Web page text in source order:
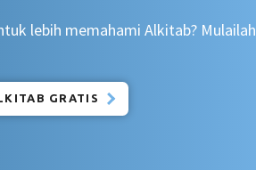
lebih memahami Alkitab? Mulailah
GRATIS